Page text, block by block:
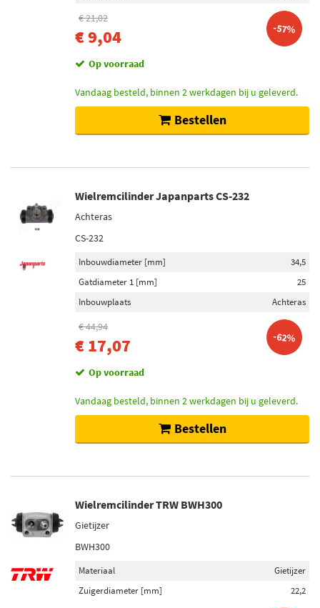
€ 21,02
€ 9,04 -57%
Op voorraad
Vandaag besteld, binnen 2 werkdagen bij u geleverd.
Bestellen
Wielremcilinder Japanparts CS-232
Achteras
CS-232
Inbouwdiameter [mm]
34,5
Gatdiameter 1 [mm]
25
Inbouwplaats
Achteras
€ 44,94
€ 17,07 -62%
Op voorraad
Vandaag besteld, binnen 2 werkdagen bij u geleverd.
Bestellen
Wielremcilinder TRW BWH300
Gietijzer
BWH300
Materiaal
Gietijzer
Zuigerdiameter [mm]
22,2